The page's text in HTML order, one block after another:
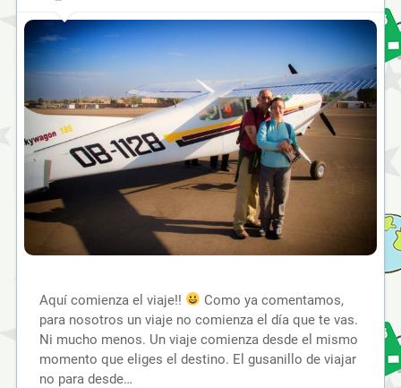
Aquí comienza el viaje!!
Como ya comentamos,
para nosotros un viaje no comienza el día que te vas.
Ni mucho menos. Un viaje comienza desde el mismo
momento que eliges el destino. El gusanillo de viajar
no para desde…